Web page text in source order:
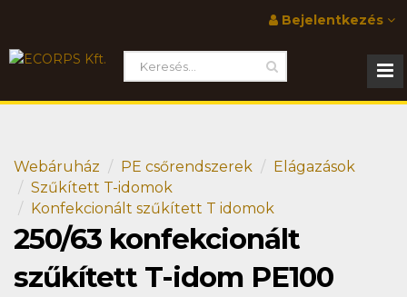
Bejelentkezés
Webáruház PE csőrendszerek
Elágazások
Szűkített T-idomok
Konfekcionált szűkített T idomok
250/63 konfekcionált
szűkített T-idom PE100